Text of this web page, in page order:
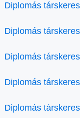
Diplomás
Diplomás
Diplomás
Diplomás
Diplomás